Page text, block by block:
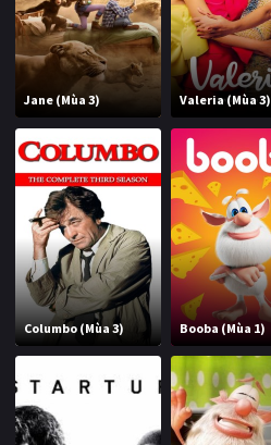
Jane (Mùa 3) Valeria (Mùa 3)
Columbo (Mùa 3) Booba (Mùa 1)